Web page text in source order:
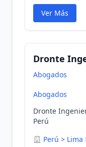
Ver Más
Dronte
Abogados
Abogados
Dronte
Perú
Perú > Lima